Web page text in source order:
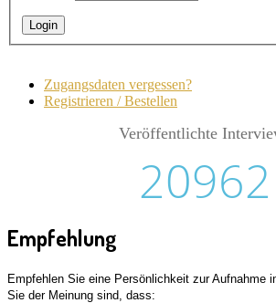
Zugangsdaten vergessen?
Registrieren / Bestellen
Veröffentlichte
20962
Empfehlung
Empfehlen Sie eine Persönlichkeit zur Aufnahme
Sie der Meinung sind, dass: